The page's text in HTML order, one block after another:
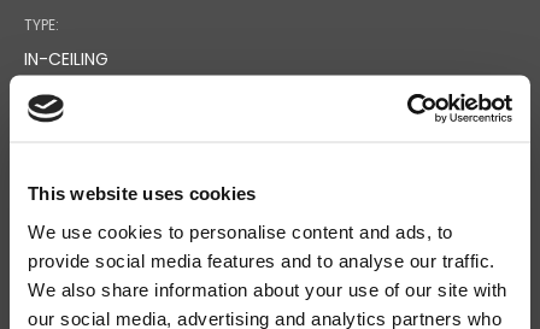
This website uses cookies
We use cookies to personalise content and ads, to
provide social media features and to analyse our traffic.
We also share information about your use of our site with
our social media, advertising and analytics partners who
TYPE:
IN-CEILING
FREQUENCY RESPONSE:
SENSITIVITY (@1W/1M):
91